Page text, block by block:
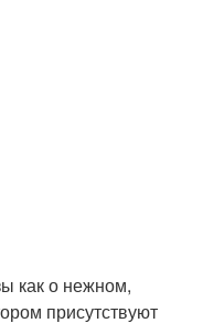
как о нежном,
присутствуют